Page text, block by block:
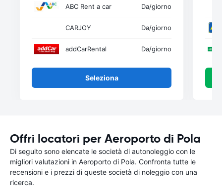
ABC Rent a car Da/giorno
CARJOY Da/giorno
addCarRental Da/giorno
Seleziona
Offri locatori per Aeroporto di Pola
Di seguito sono elencate le società di autonoleggio con le
migliori valutazioni in Aeroporto di Pola. Confronta tutte le
recensioni e i prezzi di queste società di noleggio con una
ricerca.